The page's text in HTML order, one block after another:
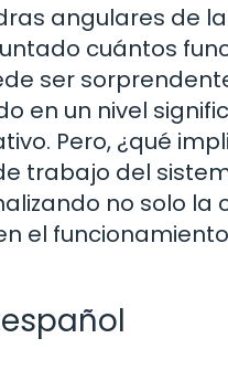
angulares de
cuántos
ser
en un nivel
Pero, ¿qué
trabajo del
no solo la
el